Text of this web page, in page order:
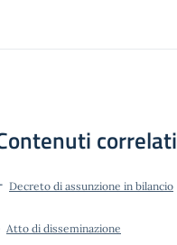
correlati
Decreto di assunzione in bilancio
Atto di disseminazione